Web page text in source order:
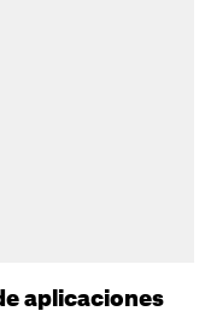
aplicaciones